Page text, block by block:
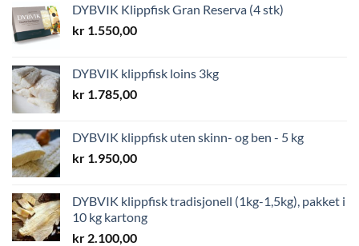
DYBVIK Klippfisk Gran Reserva (4 stk)
kr 1.550,00
DYBVIK klippfisk loins 3kg
kr 1.785,00
DYBVIK klippfisk uten skinn- og ben - 5 kg
kr 1.950,00
DYBVIK klippfisk tradisjonell (1kg-1,5kg), pakket i
10 kg kartong
kr 2.100,00